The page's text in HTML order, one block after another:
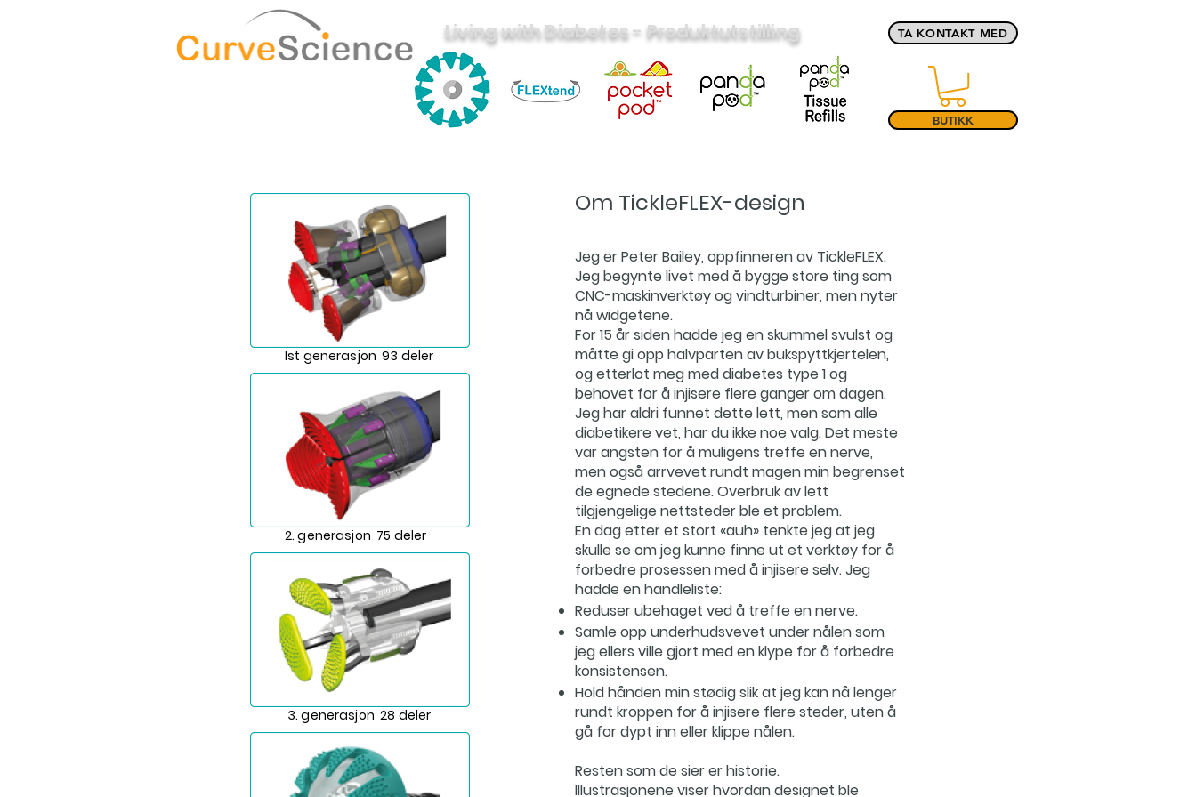
Living with Diabetes - Produktutstilling TA KONTAKT MED
BUTIKK
Ist generasjon 93 deler
2. generasjon 75 deler
3. generasjon 28 deler
Om TickleFLEX-design
Jeg er Peter Bailey, oppfinneren av TickleFLEX.
Jeg begynte livet med å bygge store ting som
CNC-maskinverktøy og vindturbiner, men nyter
nå widgetene.
For 15 år siden hadde jeg en skummel svulst og
måtte gi opp halvparten av bukspyttkjertelen,
og etterlot meg med diabetes type 1 og
behovet for å injisere flere ganger om dagen.
Jeg har aldri funnet dette lett, men som alle
diabetikere vet, har du ikke noe valg. Det meste
var angsten for å muligens treffe en nerve,
men også arrvevet rundt magen min begrenset
de egnede stedene. Overbruk av lett
tilgjengelige nettsteder ble et problem.
En dag etter et stort «auh» tenkte jeg at jeg
skulle se om jeg kunne finne ut et verktøy for å
forbedre prosessen med å injisere selv. Jeg
hadde en handleliste:
Reduser ubehaget ved å treffe en nerve.
Samle opp underhudsvevet under nålen som
jeg ellers ville gjort med en klype for å forbedre
konsistensen.
Hold hånden min stødig slik at jeg kan nå lenger
rundt kroppen for å injisere flere steder, uten å
gå for dypt inn eller klippe nålen.
Resten som de sier er historie.
Illustrasjonene viser hvordan designet ble